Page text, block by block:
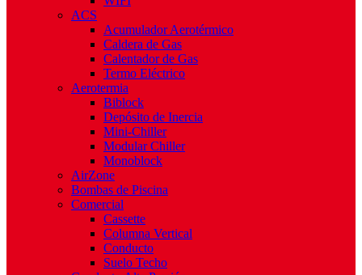
ACS
Acumulador Aerotérmico
Caldera de Gas
Calentador de Gas
Termo Eléctrico
Aerotermia
Biblock
Depósito de Inercia
Mini-Chiller
Modular Chiller
Monoblock
AirZone
Bombas de Piscina
Comercial
Cassette
Columna Vertical
Conducto
Suelo Techo